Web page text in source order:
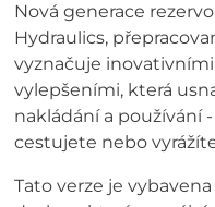
Nová generace
Hydraulics,
vyznačuje
vylepšeními, která
nakládání a používání
cestujete nebo
Tato verze je